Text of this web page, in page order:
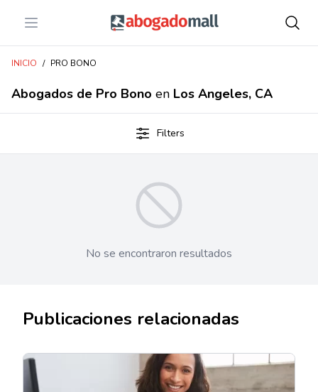
Open menu Abogadomall
INICIO / PRO BONO
Abogados de Pro Bono en Los Angeles, CA
Filters
No se encontraron resultados
Publicaciones relacionadas